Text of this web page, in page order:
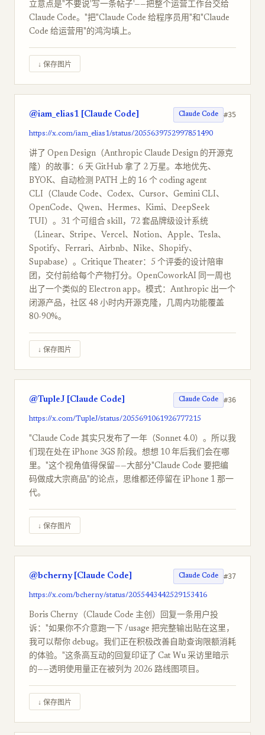
立意点是"不要说'写一条帖子'——把整个运营工作台交给
Claude Code。"把"Claude Code 给程序员用"和"Claude
Code 给运营用"的鸿沟填上。
↓ 保存图片
@iam_elias1 [Claude Code] Claude Code #35
https://x.com/iam_elias1/status/2055639752997851490
讲了 Open Design（Anthropic Claude Design 的开源克
隆）的故事：6 天 GitHub 拿了 2 万星。本地优先、
BYOK、自动检测 PATH 上的 16 个 coding agent
CLI（Claude Code、Codex、Cursor、Gemini CLI、
OpenCode、Qwen、Hermes、Kimi、DeepSeek
TUI）。31 个可组合 skill，72 套品牌级设计系统
（Linear、Stripe、Vercel、Notion、Apple、Tesla、
Spotify、Ferrari、Airbnb、Nike、Shopify、
Supabase）。Critique Theater：5 个评委的设计陪审
团，交付前给每个产物打分。OpenCoworkAI 同一周也
出了一个类似的 Electron app。模式：Anthropic 出一个
闭源产品，社区 48 小时内开源克隆，几周内功能覆盖
80-90%。
↓ 保存图片
@TupleJ [Claude Code] Claude Code #36
https://x.com/TupleJ/status/2055691061926777215
"Claude Code 其实只发布了一年（Sonnet 4.0）。所以我
们现在处在 iPhone 3GS 阶段。想想 10 年后我们会在哪
里。"这个视角值得保留——大部分"Claude Code 要把编
码做成大宗商品"的论点，思维都还停留在 iPhone 1 那一
代。
↓ 保存图片
@bcherny [Claude Code] Claude Code #37
https://x.com/bcherny/status/2055443442529153416
Boris Cherny（Claude Code 主创）回复一条用户投
诉："如果你不介意跑一下 /usage 把完整输出贴在这里，
我可以帮你 debug。我们正在积极改善自助查询限额消耗
的体验。"这条高互动的回复印证了 Cat Wu 采访里暗示
的——透明使用量正在被列为 2026 路线图项目。
↓ 保存图片